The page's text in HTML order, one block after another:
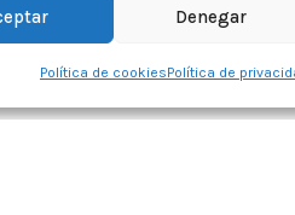
Denegar
Política de cookiesPolítica de